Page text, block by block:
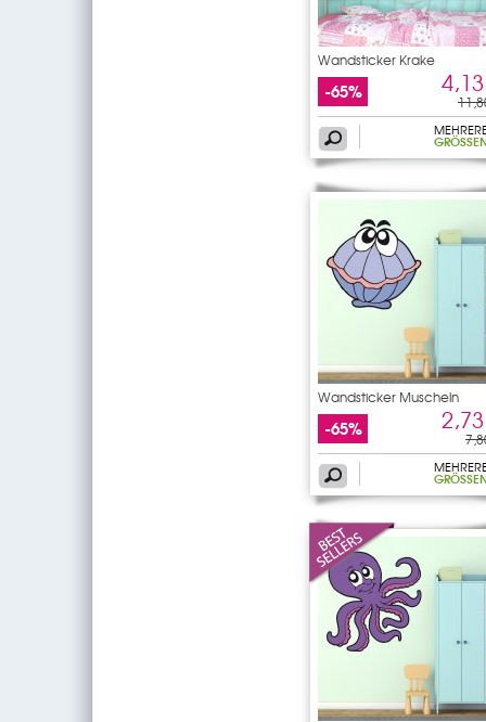
Wandsticker Krake
-65%
GRÖSSEN
Wandsticker Muscheln
-65%
GRÖSSEN